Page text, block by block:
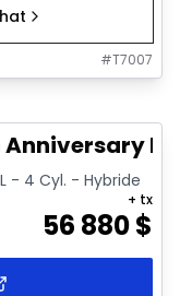
#T7007
Anniversary
- 4 Cyl. - Hybride
56 880$
+ tx